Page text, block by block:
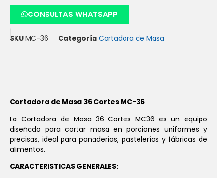
CONSULTAS WHATSAPP
SKUMC-36 Categoría Cortadora de Masa
Cortadora de Masa 36 Cortes MC-36
La Cortadora de Masa 36 Cortes MC36 es un equipo
diseñado para cortar masa en porciones uniformes y
precisas, ideal para panaderías, pastelerías y fábricas de
alimentos.
CARACTERISTICAS GENERALES: